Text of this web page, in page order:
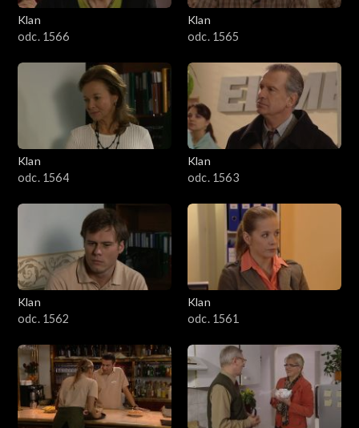
Klan
odc. 1566
Klan
odc. 1565
Klan
odc. 1564
Klan
odc. 1563
Klan
odc. 1562
Klan
odc. 1561